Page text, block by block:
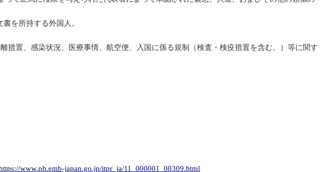
を所持する外国人。
置、感染状況、医療事情、航空便、入国に係る規制（検査・検疫措置を含む。）等に関す
www.ph.emb-japan.go.jp/itpr_ja/11_000001_00309.html